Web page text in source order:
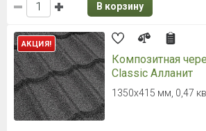
В корзину
АКЦИЯ!
Композитная
Classic Алланит
1350х415 мм, 0,47